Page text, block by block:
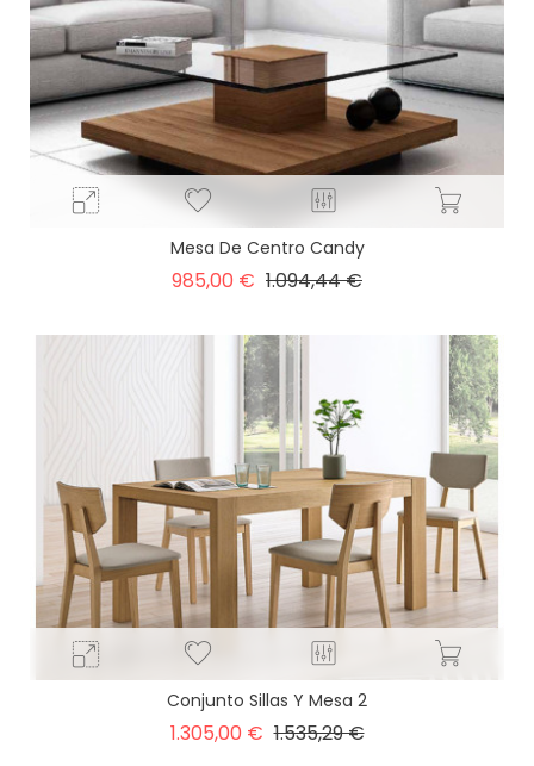
Mesa De Centro Candy
985,00 € Precio
1.094,44 €Precio
Conjunto Sillas Y Mesa 2
1.305,00 € Precio
1.535,29 €Precio